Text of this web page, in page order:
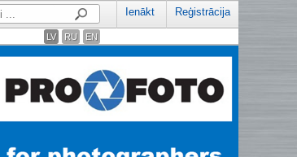
Ienākt Reģistrācija
LV RU EN